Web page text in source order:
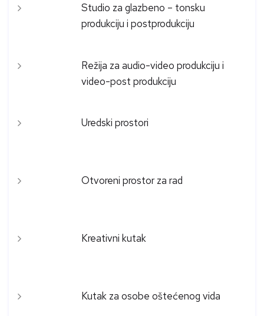
Studio za glazbeno – tonsku
produkciju i postprodukciju
Režija za audio-video produkciju i
video-post produkciju
Uredski prostori
Otvoreni prostor za rad
Kreativni kutak
Kutak za osobe oštećenog vida